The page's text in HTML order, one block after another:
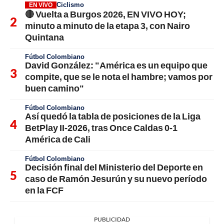
EN VIVO Ciclismo
🔴 Vuelta a Burgos 2026, EN VIVO HOY;
minuto a minuto de la etapa 3, con Nairo
Quintana
Fútbol Colombiano
David González: "América es un equipo que
compite, que se le nota el hambre; vamos por
buen camino"
Fútbol Colombiano
Así quedó la tabla de posiciones de la Liga
BetPlay II-2026, tras Once Caldas 0-1
América de Cali
Fútbol Colombiano
Decisión final del Ministerio del Deporte en
caso de Ramón Jesurún y su nuevo período
en la FCF
PUBLICIDAD